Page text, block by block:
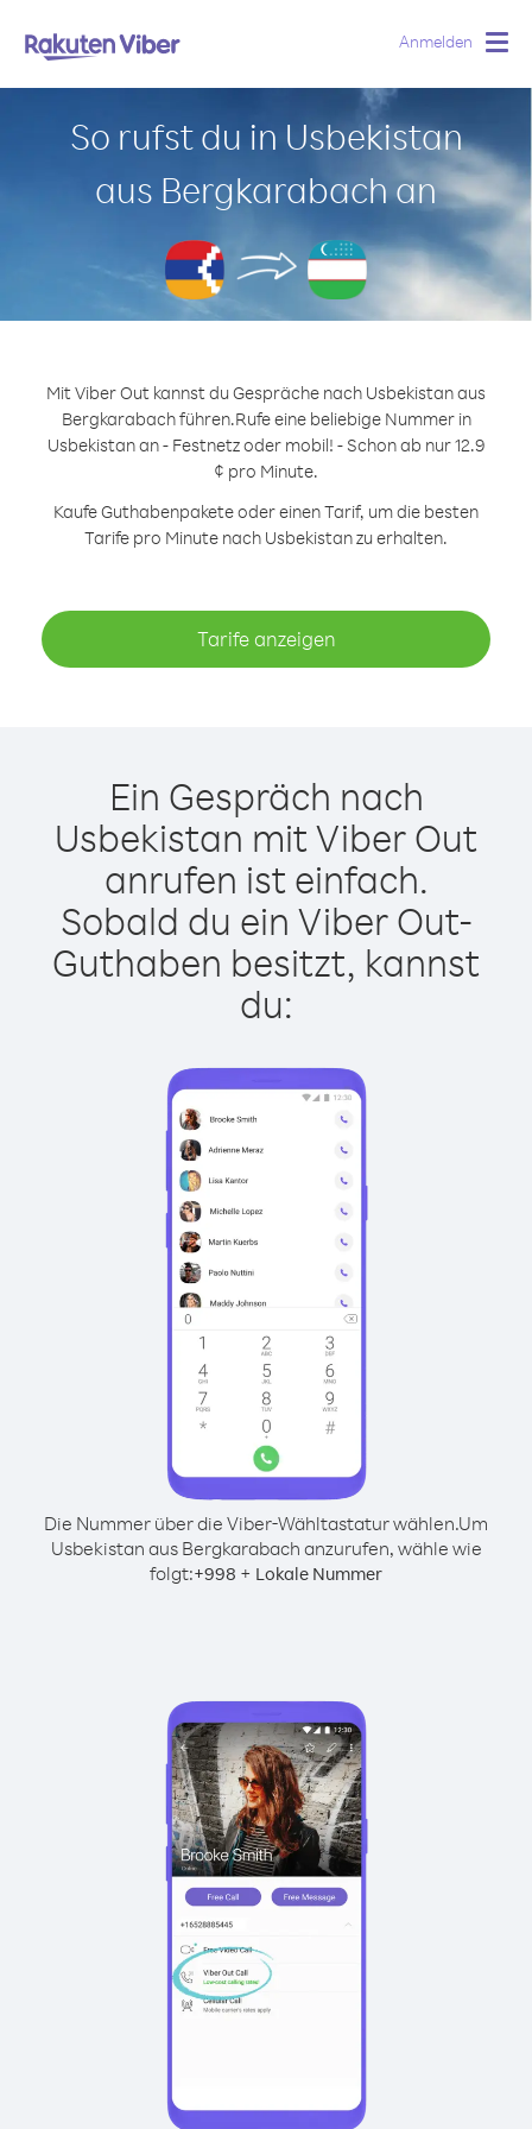
Anmelden
So rufst du in Usbekistan
aus Bergkarabach an
Mit Viber Out kannst du Gespräche nach Usbekistan aus
Bergkarabach führen.Rufe eine beliebige Nummer in
Usbekistan an - Festnetz oder mobil! - Schon ab nur 12.9
¢ pro Minute.
Kaufe Guthabenpakete oder einen Tarif, um die besten
Tarife pro Minute nach Usbekistan zu erhalten.
Tarife anzeigen
Ein Gespräch nach
Usbekistan mit Viber Out
anrufen ist einfach.
Sobald du ein Viber Out-
Guthaben besitzt, kannst
du:
Die Nummer über die Viber-Wähltastatur wählen.Um
Usbekistan aus Bergkarabach anzurufen, wähle wie
folgt:+998 + Lokale Nummer